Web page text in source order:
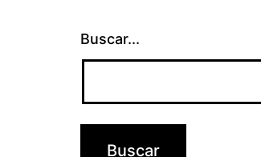
Buscar...